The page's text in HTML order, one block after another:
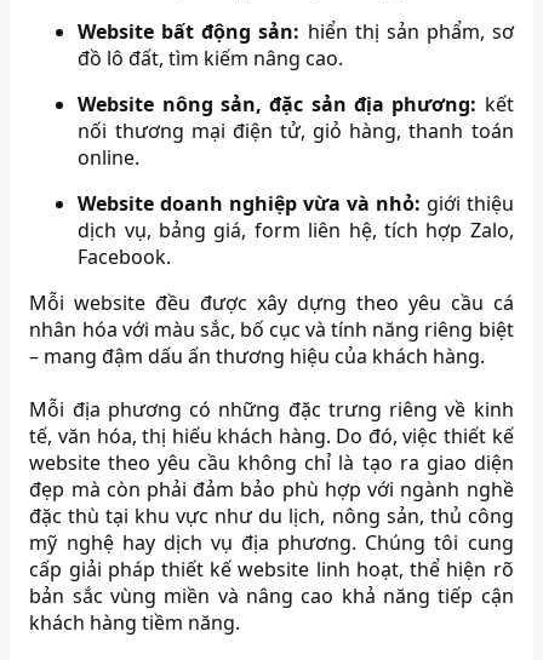
Website bất động sản: hiển thị sản phẩm, sơ
đồ lô đất, tìm kiếm nâng cao.
Website nông sản, đặc sản địa phương: kết
nối thương mại điện tử, giỏ hàng, thanh toán
online.
Website doanh nghiệp vừa và nhỏ: giới thiệu
dịch vụ, bảng giá, form liên hệ, tích hợp Zalo,
Facebook.
Mỗi website đều được xây dựng theo yêu cầu cá
nhân hóa với màu sắc, bố cục và tính năng riêng biệt
– mang đậm dấu ấn thương hiệu của khách hàng.
Mỗi địa phương có những đặc trưng riêng về kinh
tế, văn hóa, thị hiếu khách hàng. Do đó, việc thiết kế
website theo yêu cầu không chỉ là tạo ra giao diện
đẹp mà còn phải đảm bảo phù hợp với ngành nghề
đặc thù tại khu vực như du lịch, nông sản, thủ công
mỹ nghệ hay dịch vụ địa phương. Chúng tôi cung
cấp giải pháp thiết kế website linh hoạt, thể hiện rõ
bản sắc vùng miền và nâng cao khả năng tiếp cận
khách hàng tiềm năng.